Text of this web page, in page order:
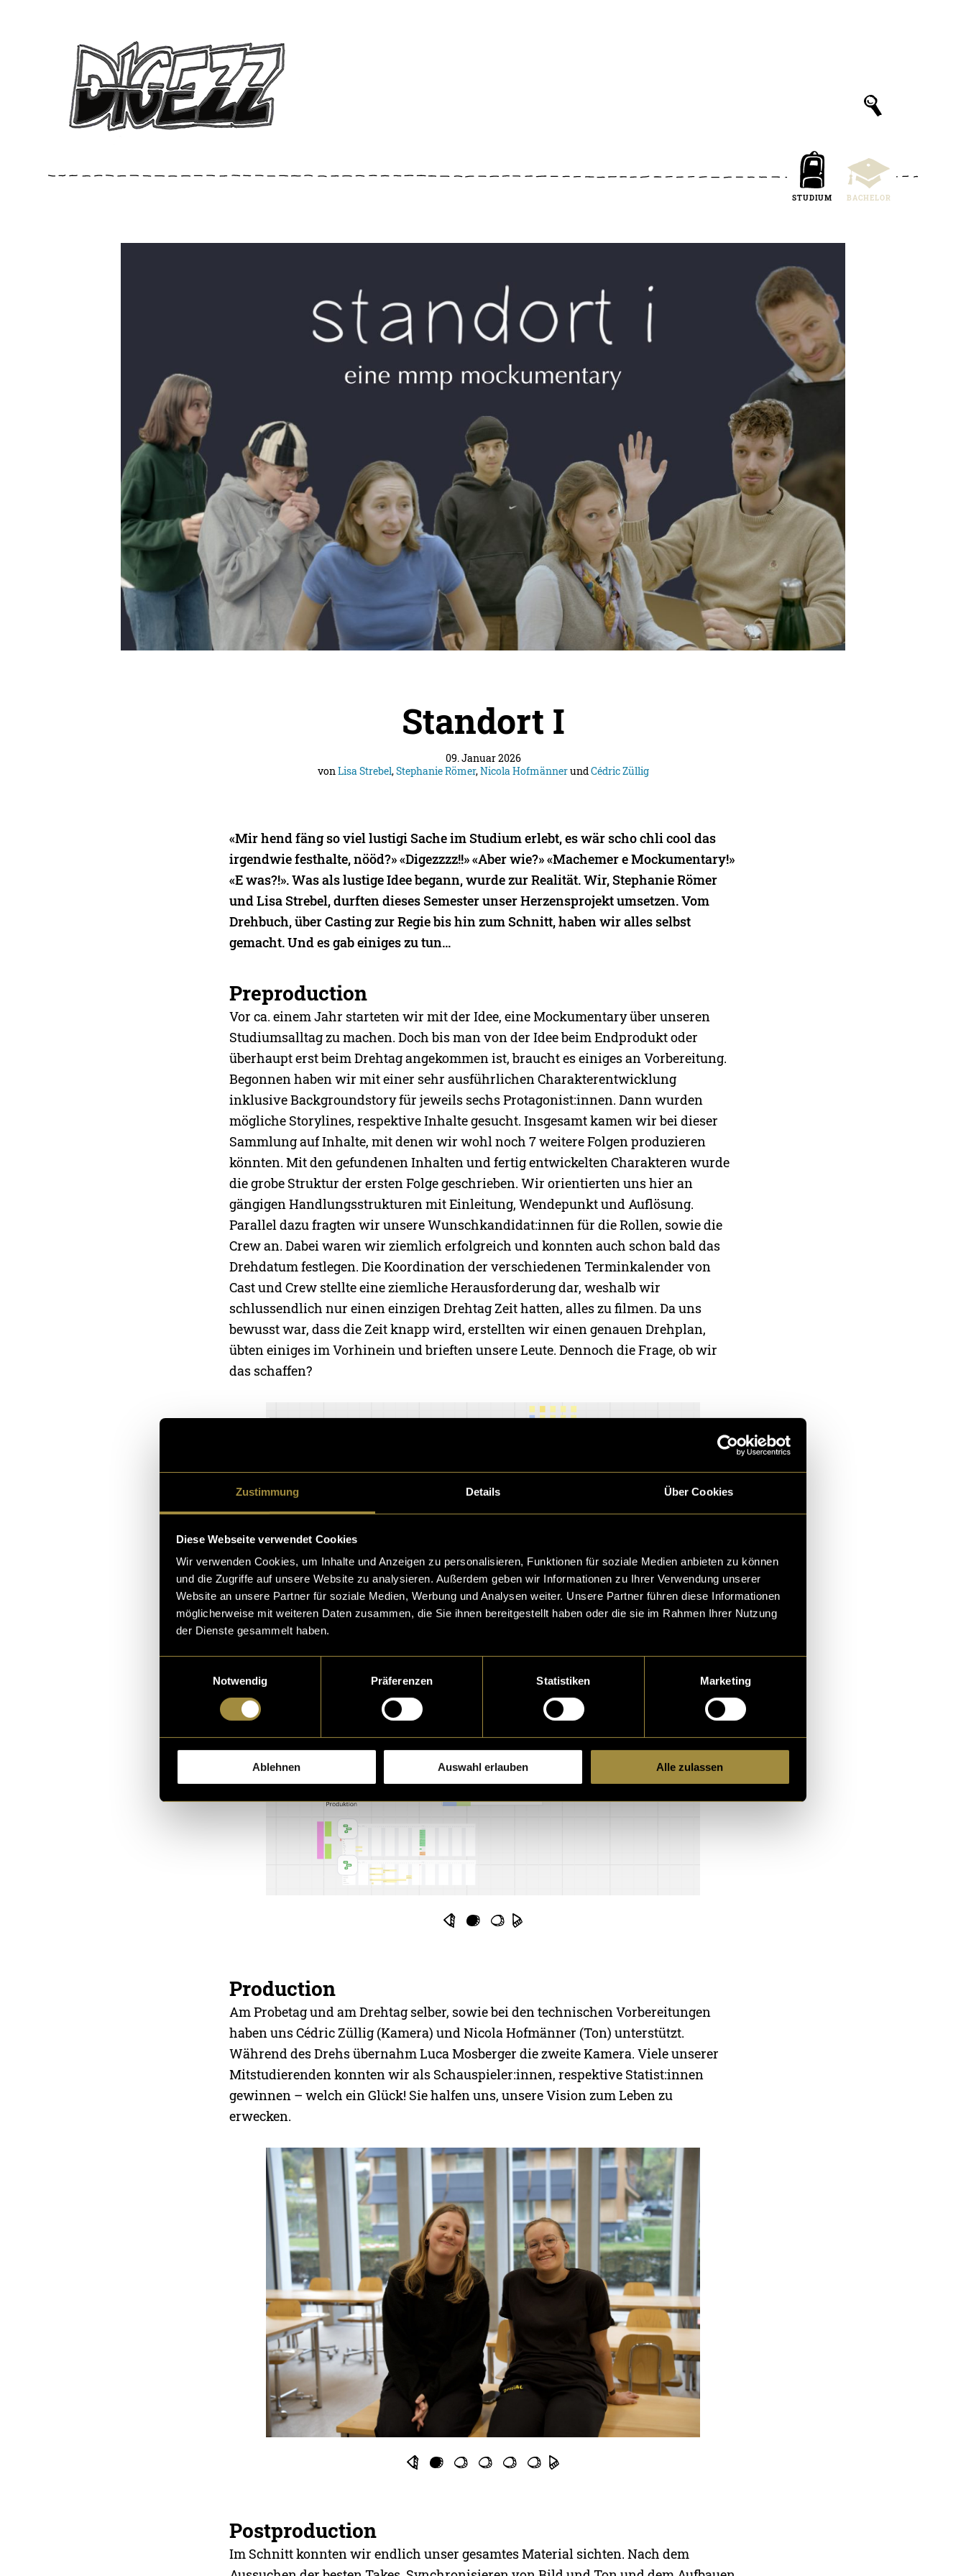
Zustimmung Details Über Cookies
Diese Webseite verwendet Cookies
Wir verwenden Cookies, um Inhalte und Anzeigen zu personalisieren, Funktionen für soziale Medien anbieten zu können
und die Zugriffe auf unsere Website zu analysieren. Außerdem geben wir Informationen zu Ihrer Verwendung unserer
Website an unsere Partner für soziale Medien, Werbung und Analysen weiter. Unsere Partner führen diese Informationen
möglicherweise mit weiteren Daten zusammen, die Sie ihnen bereitgestellt haben oder die sie im Rahmen Ihrer Nutzung
der Dienste gesammelt haben.
Notwendig
Präferenzen Statistiken Marketing
Ablehnen Auswahl erlauben Alle zulassen
STUDIUM BACHELOR
Standort I
09. Januar 2026
vonLisa Strebel,Stephanie Römer,Nicola HofmännerundCédric Züllig
«Mir hend fäng so viel lustigi Sache im Studium erlebt, es wär scho chli cool das
irgendwie festhalte, nööd?» «Digezzzz!!» «Aber wie?» «Machemer e Mockumentary!»
«E was?!». Was als lustige Idee begann, wurde zur Realität. Wir, Stephanie Römer
und Lisa Strebel, durften dieses Semester unser Herzensprojekt umsetzen. Vom
Drehbuch, über Casting zur Regie bis hin zum Schnitt, haben wir alles selbst
gemacht. Und es gab einiges zu tun…
Preproduction
Vor ca. einem Jahr starteten wir mit der Idee, eine Mockumentary über unseren
Studiumsalltag zu machen. Doch bis man von der Idee beim Endprodukt oder
überhaupt erst beim Drehtag angekommen ist, braucht es einiges an Vorbereitung.
Begonnen haben wir mit einer sehr ausführlichen Charakterentwicklung
inklusive Backgroundstory für jeweils sechs Protagonist:innen. Dann wurden
mögliche Storylines, respektive Inhalte gesucht. Insgesamt kamen wir bei dieser
Sammlung auf Inhalte, mit denen wir wohl noch 7 weitere Folgen produzieren
könnten. Mit den gefundenen Inhalten und fertig entwickelten Charakteren wurde
die grobe Struktur der ersten Folge geschrieben. Wir orientierten uns hier an
gängigen Handlungsstrukturen mit Einleitung, Wendepunkt und Auflösung.
Parallel dazu fragten wir unsere Wunschkandidat:innen für die Rollen, sowie die
Crew an. Dabei waren wir ziemlich erfolgreich und konnten auch schon bald das
Drehdatum festlegen. Die Koordination der verschiedenen Terminkalender von
Cast und Crew stellte eine ziemliche Herausforderung dar, weshalb wir
schlussendlich nur einen einzigen Drehtag Zeit hatten, alles zu filmen. Da uns
bewusst war, dass die Zeit knapp wird, erstellten wir einen genauen Drehplan,
übten einiges im Vorhinein und brieften unsere Leute. Dennoch die Frage, ob wir
das schaffen?
Production
Am Probetag und am Drehtag selber, sowie bei den technischen Vorbereitungen
haben uns Cédric Züllig (Kamera) und Nicola Hofmänner (Ton) unterstützt.
Während des Drehs übernahm Luca Mosberger die zweite Kamera. Viele unserer
Mitstudierenden konnten wir als Schauspieler:innen, respektive Statist:innen
gewinnen – welch ein Glück! Sie halfen uns, unsere Vision zum Leben zu
erwecken.
Postproduction
Im Schnitt konnten wir endlich unser gesamtes Material sichten. Nach dem